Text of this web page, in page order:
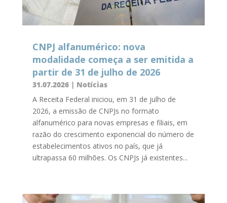
CNPJ alfanumérico: nova
modalidade começa a ser emitida a
partir de 31 de julho de 2026
31.07.2026| Notícias
A Receita Federal iniciou, em 31 de julho de
2026, a emissão de CNPJs no formato
alfanumérico para novas empresas e filiais, em
razão do crescimento exponencial do número de
estabelecimentos ativos no país, que já
ultrapassa 60 milhões. Os CNPJs já existentes...